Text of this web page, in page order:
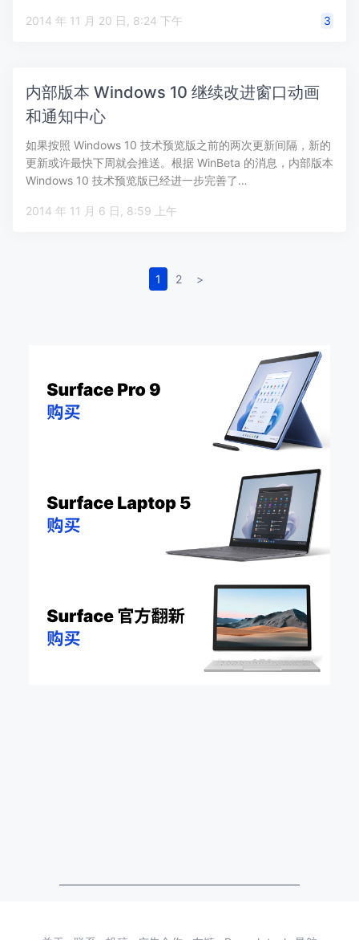
2014 年 11 月 20 日, 8:24 下午 3
内部版本 Windows 10 继续改进窗口动画
和通知中心
如果按照 Windows 10 技术预览版之前的两次更新间隔，新的
更新或许最快下周就会推送。根据 WinBeta 的消息，内部版本
Windows 10 技术预览版已经进一步完善了…
2014 年 11 月 6 日, 8:59 上午
1 2 >